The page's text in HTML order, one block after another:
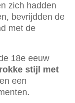
zich hadden
bevrijdden de
met de
18e eeuw
stijl met
en een